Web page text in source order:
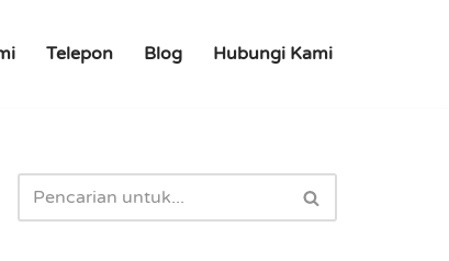
Telepon Blog Hubungi Kami